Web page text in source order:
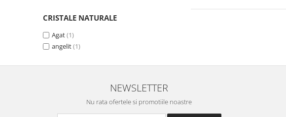
Set bijuterii
CRISTALE NATURALE
Agat(1)
angelit(1)
NEWSLETTER
Nu rata ofertele si promotiile noastre